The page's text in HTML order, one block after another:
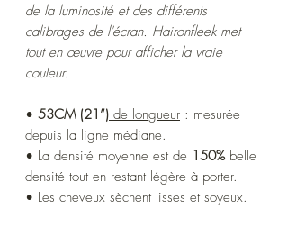
de la luminosité et des différents
calibrages de l'écran. Haironfleek met
tout en œuvre pour afficher la vraie
couleur.
• 53CM (21”) de longueur : mesurée
depuis la ligne médiane.
• ​​La densité moyenne est de 150% belle
densité tout en restant légère à porter.
• Les cheveux sèchent lisses et soyeux.